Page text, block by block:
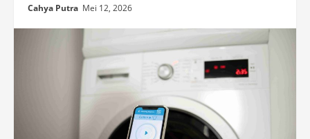
Cahya Putra Mei 12, 2026